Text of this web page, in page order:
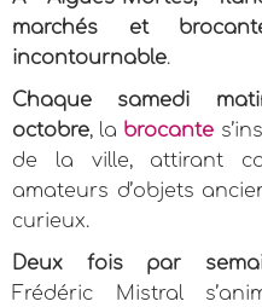
marchés et
incontournable.
Chaque samedi
octobre, la brocante
de la ville, attirant
amateurs d’objets
curieux.
Deux fois par
Frédéric Mistral